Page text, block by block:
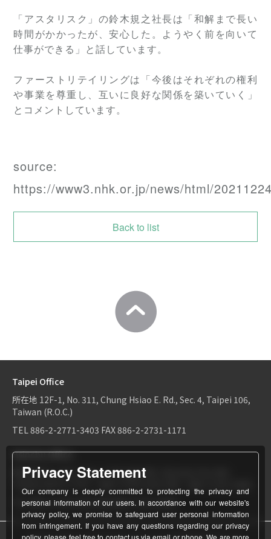
「アスタリスク」の鈴木規之社長は「和解まで長い
時間がかかったが、安心した。ようやく前を向いて
仕事ができる」と話しています。
ファーストリテイリングは「今後はそれぞれの権利
や事業を尊重し、互いに良好な関係を築いていく」
とコメントしています。
source:
https://www3.nhk.or.jp/news/html/
Back to list
Taipei Office
所在地 12F-1, No. 311, Chung Hsiao E. Rd., Sec. 4, Taipei 106,
Taiwan (R.O.C.)
TEL886-2-2771-3403 FAX886-2-2731-1171
Hsinchu Office
所在地6F-2, No.1, Sec. 2, Dongda Rd., Hsinchu City 300,
Taiwan (R.O.C.)
TEL886-3-534-9161FAX886-3-531-0460
Privacy Statement
Our company is deeply committed to protecting the privacy and
personal information of our users. In accordance with our website's
privacy policy, we promise to safeguard user personal information
from infringement. If you have any questions regarding our privacy
policy, please feel free to contact us via email or phone. We are more